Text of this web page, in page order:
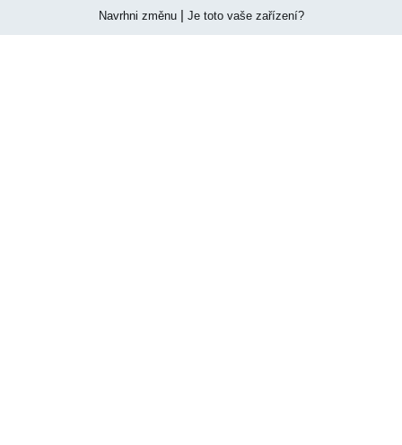
Navrhni změnu| Je toto vaše zařízení?